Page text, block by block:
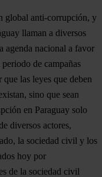
global anti-corrupción, y
llaman a diversos
agenda nacional a favor
de campañas
que las leyes que deben
sino que sean
en Paraguay solo
diversos actores,
la sociedad civil y los
hoy por
de la sociedad civil